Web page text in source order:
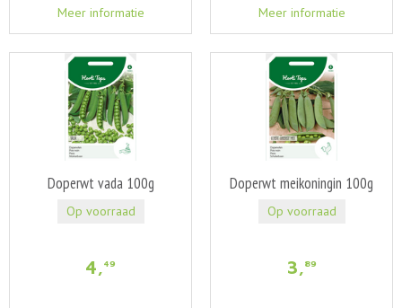
Meer informatie Meer informatie
Doperwt vada 100g
4,49
Op voorraad
Doperwt meikoningin 100g
3,89
Op voorraad